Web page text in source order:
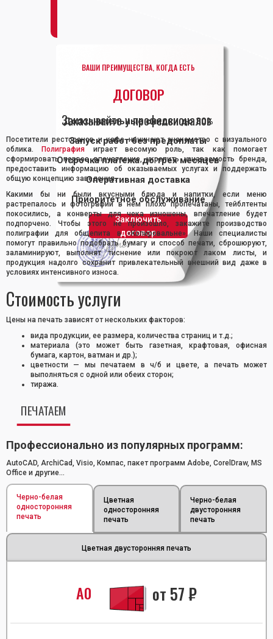
ВАШИ ПРЕИМУЩЕСТВА, КОГДА ЕСТЬ
ДОГОВОР
Дополнительные скидки до 30%
Запуск работ без предоплаты
Отсрочка платежа до трех месяцев
Оперативная доставка
Приоритетное обслуживание
Заключить
договор
Заказывайте у профессионалов
Посетители ресторанов и кафе начинают знакомство с визуального
облика.
Полиграфия играет весомую роль, так как помогает
сформировать первое впечатление, укрепить узнаваемость бренда,
предоставить информацию об оказываемых услугах и поддержать
общую концепцию заведения.
Какими бы ни были вкусными блюда и напитки, если меню
растрепалось и фотографии в нем плохо пропечатаны, тейблтенты
покосились, а конверты для чека изношены, впечатление будет
подпорчено. Чтобы этого не произошло, закажите производство
полиграфии для общепита в «Копировальне». Наши специалисты
помогут правильно подобрать бумагу и способ печати, сброшюруют,
заламинируют, выполнят тиснение или покроют лаком листы, и
продукция надолго сохранит привлекательный внешний вид даже в
условиях интенсивного износа.
Стоимость услуги
Цены на печать зависят от нескольких факторов:
вида продукции, ее размера, количества страниц и т.д.;
материала (это может быть газетная, крафтовая, офисная
бумага, картон, ватман и др.);
цветности — мы печатаем в ч/б и цвете, а печать может
выполняться с одной или обеих сторон;
тиража.
ПЕЧАТАЕМ
Профессионально из популярных программ:
AutoCAD, ArchiCad, Visio, Компас, пакет программ Adobe, CorelDraw, MS
Office и другие...
Черно-белая
односторонняя
печать
Цветная
односторонняя
печать
Черно-белая
двусторонняя
печать
Цветная двусторонняя печать
А0 от 57₽